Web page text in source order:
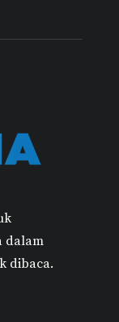
dalam
dibaca.